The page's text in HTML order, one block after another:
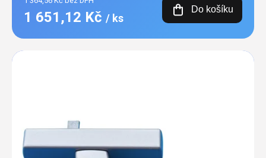
1 651,12 Kč / ks
Do košíku